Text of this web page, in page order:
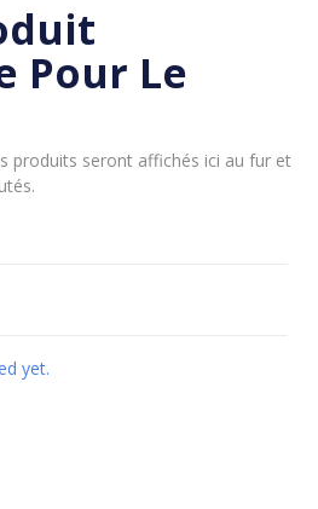
yet.
Pour Le
produits seront affichés ici au fur et